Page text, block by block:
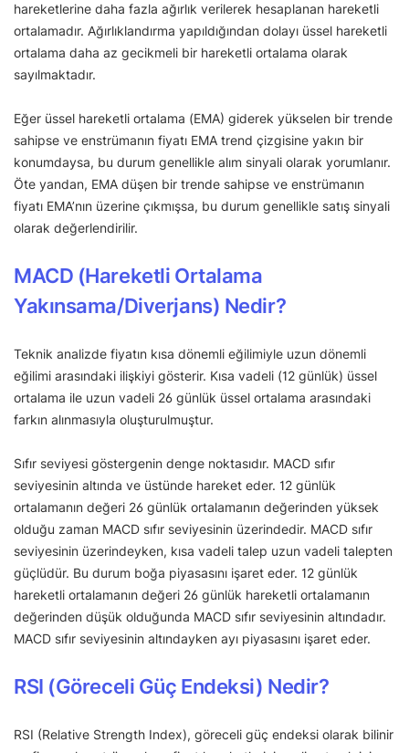
hareketlerine daha fazla ağırlık verilerek hesaplanan hareketli
ortalamadır. Ağırlıklandırma yapıldığından dolayı üssel hareketli
ortalama daha az gecikmeli bir hareketli ortalama olarak
sayılmaktadır.
Eğer üssel hareketli ortalama (EMA) giderek yükselen bir trende
sahipse ve enstrümanın fiyatı EMA trend çizgisine yakın bir
konumdaysa, bu durum genellikle alım sinyali olarak yorumlanır.
Öte yandan, EMA düşen bir trende sahipse ve enstrümanın
fiyatı EMA’nın üzerine çıkmışsa, bu durum genellikle satış sinyali
olarak değerlendirilir.
MACD (Hareketli Ortalama
Yakınsama/Diverjans) Nedir?
Teknik analizde fiyatın kısa dönemli eğilimiyle uzun dönemli
eğilimi arasındaki ilişkiyi gösterir. Kısa vadeli (12 günlük) üssel
ortalama ile uzun vadeli 26 günlük üssel ortalama arasındaki
farkın alınmasıyla oluşturulmuştur.
Sıfır seviyesi göstergenin denge noktasıdır. MACD sıfır
seviyesinin altında ve üstünde hareket eder. 12 günlük
ortalamanın değeri 26 günlük ortalamanın değerinden yüksek
olduğu zaman MACD sıfır seviyesinin üzerindedir. MACD sıfır
seviyesinin üzerindeyken, kısa vadeli talep uzun vadeli talepten
güçlüdür. Bu durum boğa piyasasını işaret eder. 12 günlük
hareketli ortalamanın değeri 26 günlük hareketli ortalamanın
değerinden düşük olduğunda MACD sıfır seviyesinin altındadır.
MACD sıfır seviyesinin altındayken ayı piyasasını işaret eder.
RSI (Göreceli Güç Endeksi) Nedir?
RSI (Relative Strength Index), göreceli güç endeksi olarak bilinir